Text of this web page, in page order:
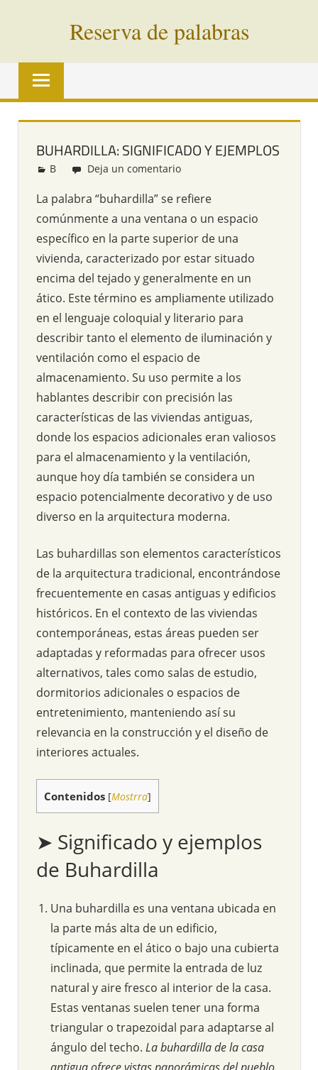
Reserva de palabras
Palabras
vías
todo
mundo
BUHARDILLA: SIGNIFICADO Y EJEMPLOS
Redacción
B Deja un comentario
La palabra “buhardilla” se refiere
comúnmente a una ventana o un espacio
específico en la parte superior de una
vivienda, caracterizado por estar situado
encima del tejado y generalmente en un
ático. Este término es ampliamente utilizado
en el lenguaje coloquial y literario para
describir tanto el elemento de iluminación y
ventilación como el espacio de
almacenamiento. Su uso permite a los
hablantes describir con precisión las
características de las viviendas antiguas,
donde los espacios adicionales eran valiosos
para el almacenamiento y la ventilación,
aunque hoy día también se considera un
espacio potencialmente decorativo y de uso
diverso en la arquitectura moderna.
Las buhardillas son elementos característicos
de la arquitectura tradicional, encontrándose
frecuentemente en casas antiguas y edificios
históricos. En el contexto de las viviendas
contemporáneas, estas áreas pueden ser
adaptadas y reformadas para ofrecer usos
alternativos, tales como salas de estudio,
dormitorios adicionales o espacios de
entretenimiento, manteniendo así su
relevancia en la construcción y el diseño de
interiores actuales.
Contenidos [Mostrra]
➤ Significado y ejemplos
de Buhardilla
Una buhardilla es una ventana ubicada en
la parte más alta de un edificio,
típicamente en el ático o bajo una cubierta
inclinada, que permite la entrada de luz
natural y aire fresco al interior de la casa.
Estas ventanas suelen tener una forma
triangular o trapezoidal para adaptarse al
ángulo del techo. La buhardilla de la casa